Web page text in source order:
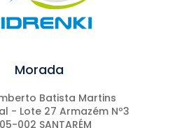
Morada
Batista Martins
- Lote 27 Armazém Nº3
002 SANTARÉM